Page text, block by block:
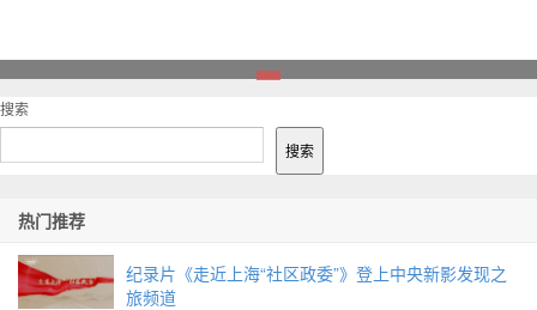
搜索
搜索
热门推荐
纪录片《走近上海“社区政委”》登上中央新影发现之
旅频道